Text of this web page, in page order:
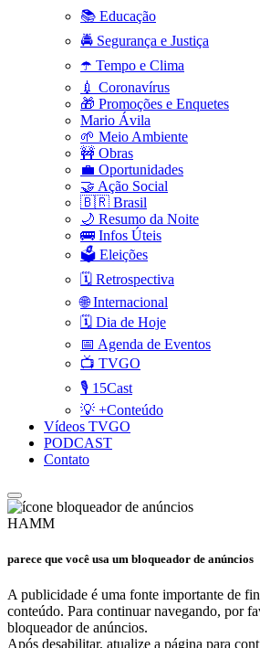
📚 Educação
🚔 Segurança e Justiça
☂️ Tempo e Clima
💉 Coronavírus
🎁 Promoções e Enquetes
Mario Ávila
🌱 Meio Ambiente
🚧 Obras
💼 Oportunidades
🤝 Ação Social
🇧🇷 Brasil
🌙 Resumo da Noite
🚌 Infos Úteis
🗳️ Eleições
🗓️ Retrospectiva
🌐 Internacional
🗓️ Dia de Hoje
📅 Agenda de Eventos
📺 TVGO
🎙️ 15Cast
💡 +Conteúdo
Vídeos TVGO
PODCAST
Contato
HAMM
parece que você usa um bloqueador de anúncios
A publicidade é uma fonte importante de
conteúdo. Para continuar navegando, por
bloqueador de anúncios.
Após desabilitar, atualize a página para